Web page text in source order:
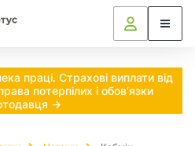
праці. Страхові виплати від
потерпілих і обов’язки
→